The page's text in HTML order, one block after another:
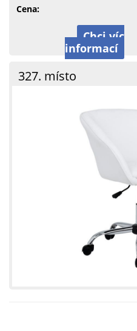
Cena:
Chci víc
informací
327. místo